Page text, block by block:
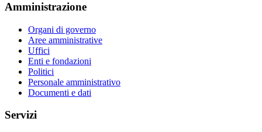
Amministrazione
Organi di governo
Aree amministrative
Uffici
Enti e fondazioni
Politici
Personale amministrativo
Documenti e dati
Servizi